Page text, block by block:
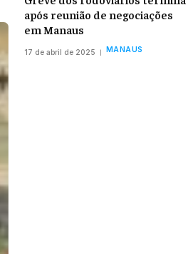
após reunião de negociações
em Manaus
17 de abril de 2025 MANAUS